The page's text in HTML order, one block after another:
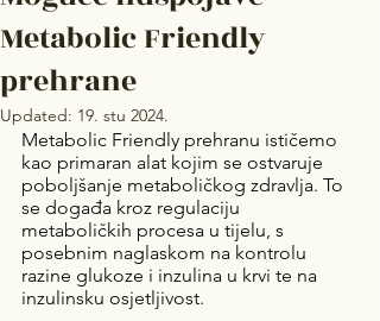
Metabolic Friendly
prehrane
Updated: 19. stu 2024.
Metabolic Friendly prehranu ističemo
kao primaran alat kojim se ostvaruje
poboljšanje metaboličkog zdravlja. To
se događa kroz regulaciju
metaboličkih procesa u tijelu, s
posebnim naglaskom na kontrolu
razine glukoze i inzulina u krvi te na
inzulinsku osjetljivost.